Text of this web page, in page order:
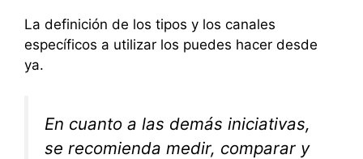
La definición de los tipos y los canales
específicos a utilizar los puedes hacer desde
ya.
En cuanto a las demás iniciativas,
se recomienda medir, comparar y